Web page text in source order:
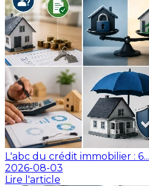
L'abc du crédit immobilier : 6...
2026-08-03
Lire l'article